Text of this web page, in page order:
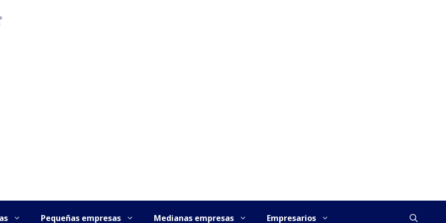
Pequeñas empresas Medianas empresas Empresarios